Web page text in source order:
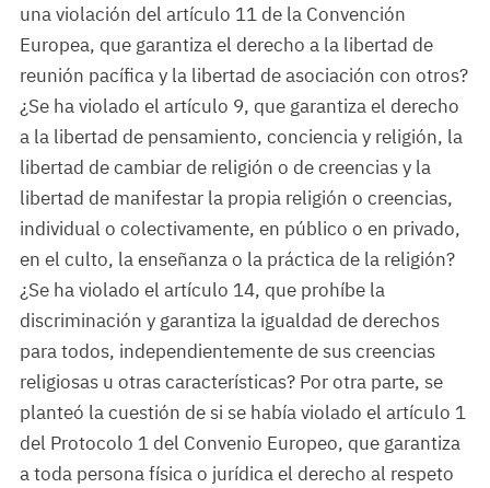
una violación del artículo 11 de la Convención
Europea, que garantiza el derecho a la libertad de
reunión pacífica y la libertad de asociación con otros?
¿Se ha violado el artículo 9, que garantiza el derecho
a la libertad de pensamiento, conciencia y religión, la
libertad de cambiar de religión o de creencias y la
libertad de manifestar la propia religión o creencias,
individual o colectivamente, en público o en privado,
en el culto, la enseñanza o la práctica de la religión?
¿Se ha violado el artículo 14, que prohíbe la
discriminación y garantiza la igualdad de derechos
para todos, independientemente de sus creencias
religiosas u otras características? Por otra parte, se
planteó la cuestión de si se había violado el artículo 1
del Protocolo 1 del Convenio Europeo, que garantiza
a toda persona física o jurídica el derecho al respeto